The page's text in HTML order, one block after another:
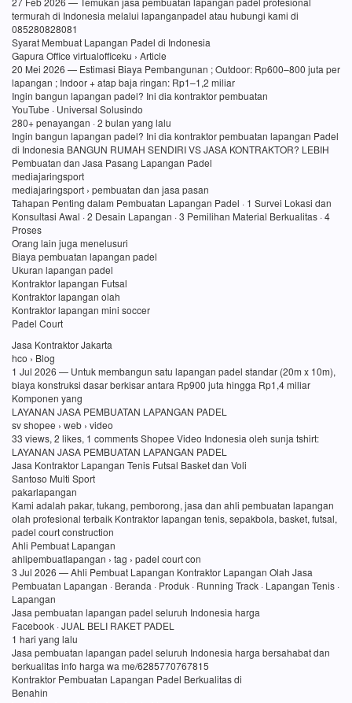
termurah di Indonesia melalui lapanganpadel atau hubungi kami di
085280828081
Syarat Membuat Lapangan Padel di Indonesia
Gapura Office virtualofficeku › Article
20 Mei 2026 — Estimasi Biaya Pembangunan ; Outdoor: Rp600–800 juta per
lapangan ; Indoor + atap baja ringan: Rp1–1,2 miliar
Ingin bangun lapangan padel? Ini dia kontraktor pembuatan
YouTube · Universal Solusindo
280+ penayangan · 2 bulan yang lalu
Ingin bangun lapangan padel? Ini dia kontraktor pembuatan lapangan Padel
di Indonesia BANGUN RUMAH SENDIRI VS JASA KONTRAKTOR? LEBIH
Pembuatan dan Jasa Pasang Lapangan Padel
mediajaringsport
mediajaringsport › pembuatan dan jasa pasan
Tahapan Penting dalam Pembuatan Lapangan Padel · 1 Survei Lokasi dan
Konsultasi Awal · 2 Desain Lapangan · 3 Pemilihan Material Berkualitas · 4
Proses
Orang lain juga menelusuri
Biaya pembuatan lapangan padel
Ukuran lapangan padel
Kontraktor lapangan Futsal
Kontraktor lapangan olah
Kontraktor lapangan mini soccer
Padel Court
Jasa Kontraktor Jakarta
hco › Blog
1 Jul 2026 — Untuk membangun satu lapangan padel standar (20m x 10m),
biaya konstruksi dasar berkisar antara Rp900 juta hingga Rp1,4 miliar
Komponen yang
LAYANAN JASA PEMBUATAN LAPANGAN PADEL
sv shopee › web › video
33 views, 2 likes, 1 comments Shopee Video Indonesia oleh sunja tshirt:
LAYANAN JASA PEMBUATAN LAPANGAN PADEL
Jasa Kontraktor Lapangan Tenis Futsal Basket dan Voli
Santoso Multi Sport
pakarlapangan
Kami adalah pakar, tukang, pemborong, jasa dan ahli pembuatan lapangan
olah profesional terbaik Kontraktor lapangan tenis, sepakbola, basket, futsal,
padel court construction
Ahli Pembuat Lapangan
ahlipembuatlapangan › tag › padel court con
3 Jul 2026 — Ahli Pembuat Lapangan Kontraktor Lapangan Olah Jasa
Pembuatan Lapangan · Beranda · Produk · Running Track · Lapangan Tenis ·
Lapangan
Jasa pembuatan lapangan padel seluruh Indonesia harga
Facebook · JUAL BELI RAKET PADEL
1 hari yang lalu
Jasa pembuatan lapangan padel seluruh Indonesia harga bersahabat dan
berkualitas info harga wa me/6285770767815
Kontraktor Pembuatan Lapangan Padel Berkualitas di
Benahin